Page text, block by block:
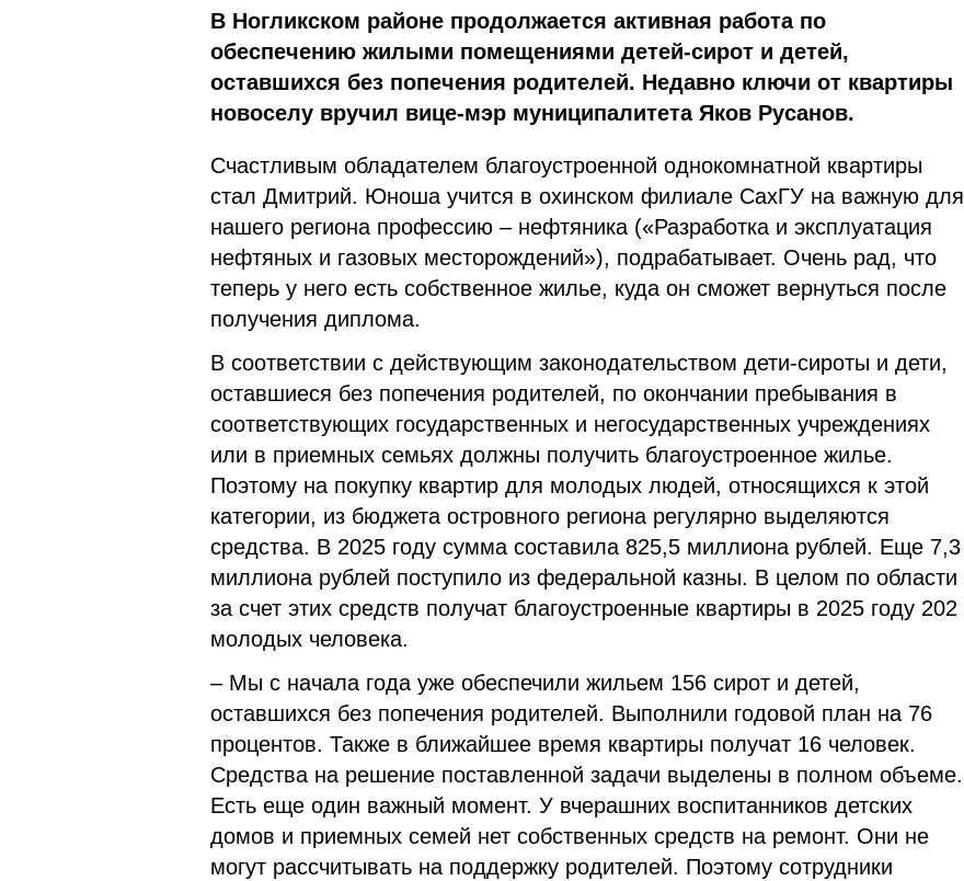
В Ногликском районе продолжается активная работа по
обеспечению жилыми помещениями детей-сирот и детей,
оставшихся без попечения родителей. Недавно ключи от квартиры
новоселу вручил вице-мэр муниципалитета Яков Русанов.
Счастливым обладателем благоустроенной однокомнатной квартиры
стал Дмитрий. Юноша учится в охинском филиале СахГУ на важную для
нашего региона профессию – нефтяника («Разработка и эксплуатация
нефтяных и газовых месторождений»), подрабатывает. Очень рад, что
теперь у него есть собственное жилье, куда он сможет вернуться после
получения диплома.
В соответствии с действующим законодательством дети-сироты и дети,
оставшиеся без попечения родителей, по окончании пребывания в
соответствующих государственных и негосударственных учреждениях
или в приемных семьях должны получить благоустроенное жилье.
Поэтому на покупку квартир для молодых людей, относящихся к этой
категории, из бюджета островного региона регулярно выделяются
средства. В 2025 году сумма составила 825,5 миллиона рублей. Еще 7,3
миллиона рублей поступило из федеральной казны. В целом по области
за счет этих средств получат благоустроенные квартиры в 2025 году 202
молодых человека.
– Мы с начала года уже обеспечили жильем 156 сирот и детей,
оставшихся без попечения родителей. Выполнили годовой план на 76
процентов. Также в ближайшее время квартиры получат 16 человек.
Средства на решение поставленной задачи выделены в полном объеме.
Есть еще один важный момент. У вчерашних воспитанников детских
домов и приемных семей нет собственных средств на ремонт. Они не
могут рассчитывать на поддержку родителей. Поэтому сотрудники